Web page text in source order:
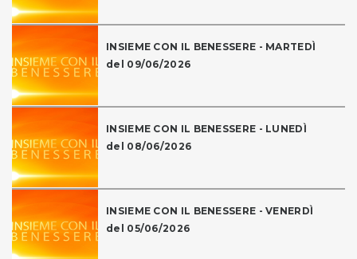
INSIEME CON IL BENESSERE - MARTEDÌ
del 09/06/2026
INSIEME CON IL BENESSERE - LUNEDÌ
del 08/06/2026
INSIEME CON IL BENESSERE - VENERDÌ
del 05/06/2026